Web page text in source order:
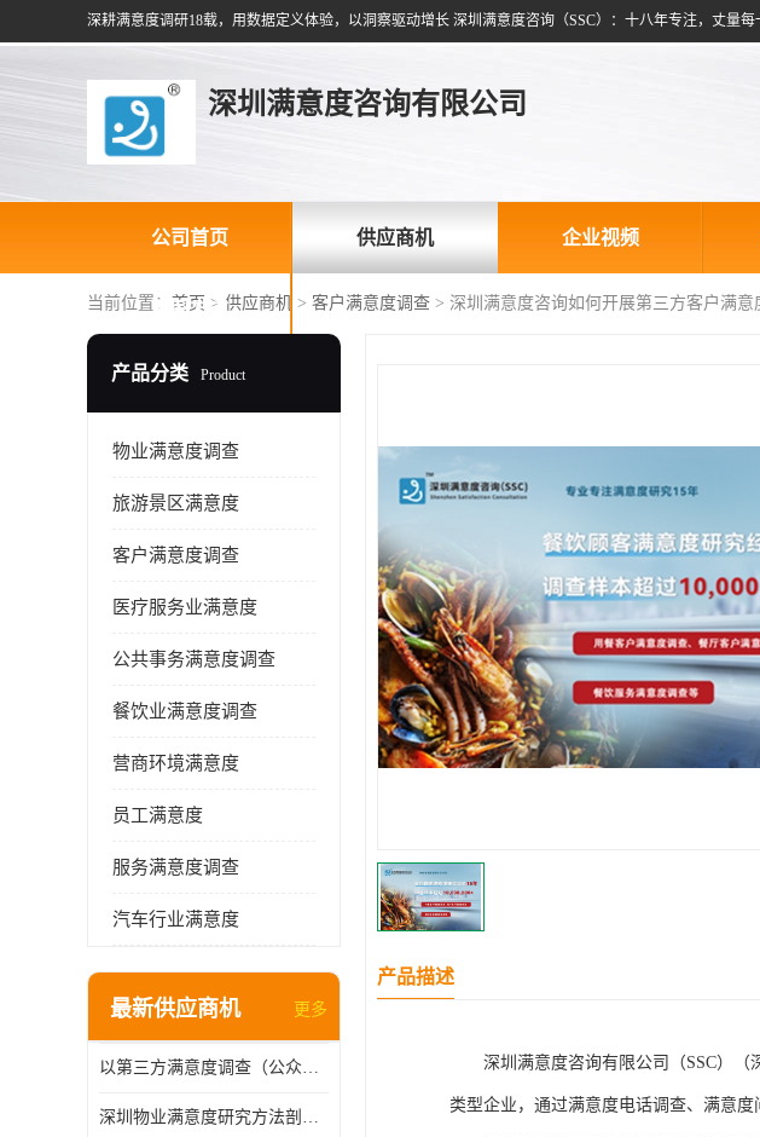
深耕满意度调研18载，用数据定义体验，以洞察驱动增长 深圳满意度咨询（SSC）：十八年专注，丈量每
深圳满意度咨询有限公司
公司首页 供应商机 企业视频
联系方式
当前位置： 首页 > 供应商机 > 客户满意度调查 > 深圳满意度咨询如何开展第三方客户满意
产品分类 Product
物业满意度调查
旅游景区满意度
客户满意度调查
医疗服务业满意度
公共事务满意度调查
餐饮业满意度调查
营商环境满意度
员工满意度
服务满意度调查
汽车行业满意度
最新供应商机 更多
以第三方满意度调查（公众满意度调查），驱动供水服务升级
深圳物业满意度研究方法剖析：选择合适的“听诊器”
产品描述
深圳满意度咨询有限公司（SSC）
类型企业 ，通过满意度电话调查、 满意度